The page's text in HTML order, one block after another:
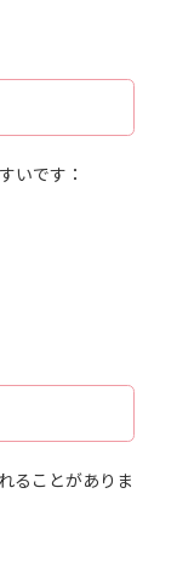
いです：
ることがありま